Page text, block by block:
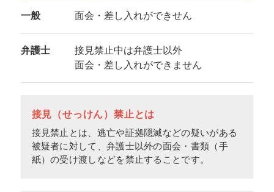
一般 面会・差し入れができせん
弁護士
接見禁止中は弁護士以外
面会・差し入れができません
接見（せっけん）禁止とは
接見禁止とは、逃亡や証拠隠滅などの疑いがある
被疑者に対して、弁護士以外の面会・書類（手
紙）の受け渡しなどを禁止することです。